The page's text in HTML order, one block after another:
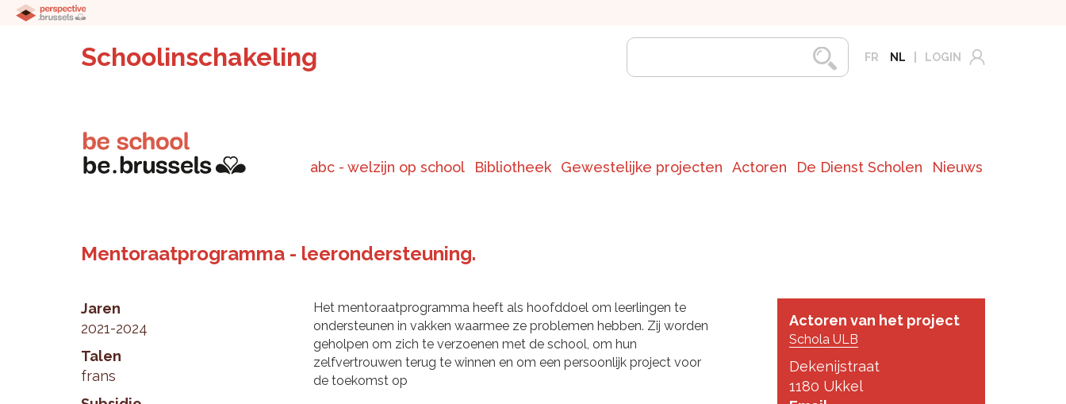
Schoolinschakeling FR NL LOGIN
abc - welzijn op school Bibliotheek Gewestelijke projecten Actoren De Dienst Scholen Nieuws
Mentoraatprogramma - leerondersteuning.
Jaren
2021-2024
Talen
frans
Actoren van het project
Schola ULB
Dekenijstraat
1180 Ukkel
Het mentoraatprogramma heeft als hoofddoel om leerlingen te
ondersteunen in vakken waarmee ze problemen hebben. Zij worden
geholpen om zich te verzoenen met de school, om hun
zelfvertrouwen terug te winnen en om een persoonlijk project voor
de toekomst op